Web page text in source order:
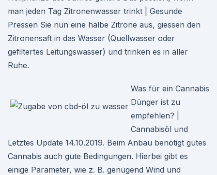
man jeden Tag Zitronenwasser trinkt | Gesunde
Pressen Sie nun eine halbe Zitrone aus, giessen den
Zitronensaft in das Wasser (Quellwasser oder
gefiltertes Leitungswasser) und trinken es in aller
Ruhe.
Was für ein Cannabis
Dünger ist zu
empfehlen? |
Cannabisöl und
Letztes Update 14.10.2019. Beim Anbau benötigt gutes
Cannabis auch gute Bedingungen. Hierbei gibt es
einige Parameter, wie z. B. genügend Wind und